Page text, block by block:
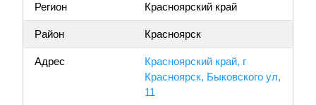
Регион Красноярский край
Район Красноярск
Адрес
Красноярский край, г
Красноярск, Быковского ул,
11